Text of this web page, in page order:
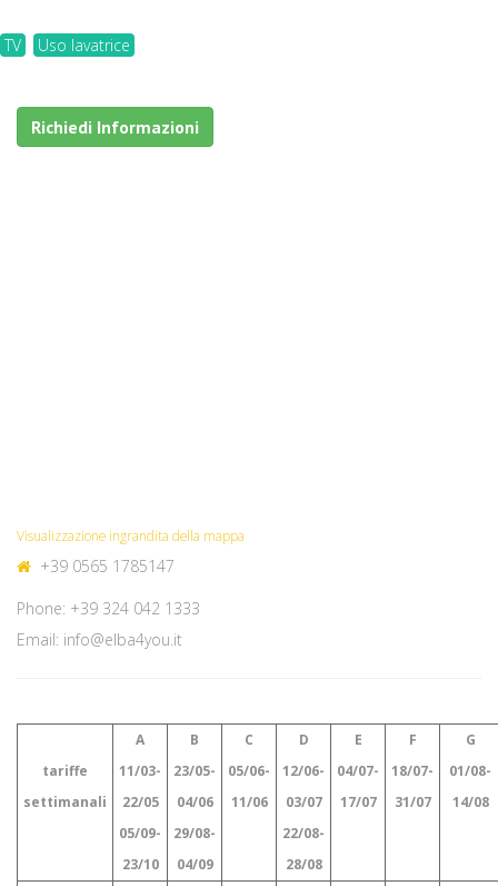
TV Uso lavatrice
Richiedi Informazioni
Visualizzazione ingrandita della mappa
+39 0565 1785147
Phone: +39 324 042 1333
Email: info@elba4you.it
tariffe
settimanali
A
11/03-
22/05
05/09-
23/10
B
23/05-
04/06
29/08-
04/09
C
05/06-
11/06
D
12/06-
03/07
22/08-
28/08
E
04/07-
17/07
F
18/07-
31/07
G
01/08-
14/08